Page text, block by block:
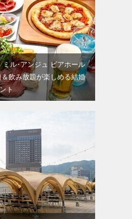
ミル･アンジュ ビアホール
飲み放題が楽しめる結婚
ト